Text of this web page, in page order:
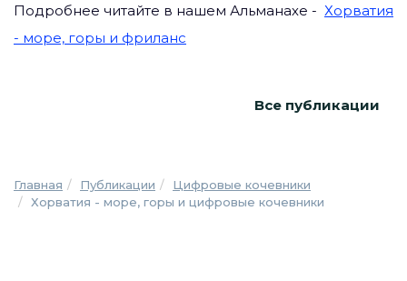
Подробнее читайте в нашем Альманахе - Хорватия
- море, горы и фриланс
Все публикации
Главная Публикации
Цифровые кочевники
Хорватия - море, горы и цифровые кочевники